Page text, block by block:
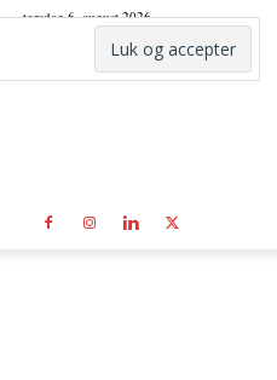
torsdag 6. august 2026